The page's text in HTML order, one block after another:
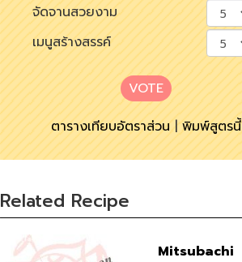
จัดจานสวยงาม
เมนูสร้างสรรค์
VOTE
ตารางเทียบอัตราส่วน|พิมพ์สูตรนี้
Related Recipe
Mitsubachi